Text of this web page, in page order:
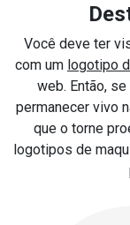
Você deve ter
com um logotipo
web. Então,
permanecer vivo
que o torne
logotipos de